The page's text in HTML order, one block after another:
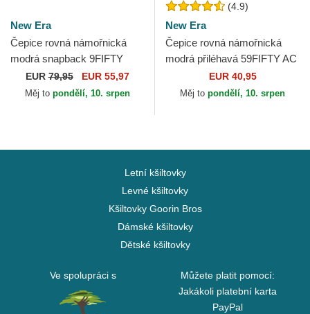
New Era
Čepice rovná námořnická
modrá snapback 9FIFTY
Pinstripe Visor Clip Detroit
Tigers MLB New Era
EUR79,95 EUR 55,97
Měj to pondělí, 10. srpen
(4.9)
New Era
Čepice rovná námořnická
modrá přiléhavá 59FIFTY AC
Perf Detroit Tigers MLB New
Era
EUR 40,95
Měj to pondělí, 10. srpen
Letní kšiltovky
Levné kšiltovky
Kšiltovky Goorin Bros
Dámské kšiltovky
Dětské kšiltovky
Ve spolupráci s
Můžete platit pomocí:
Jakákoli platební karta
PayPal